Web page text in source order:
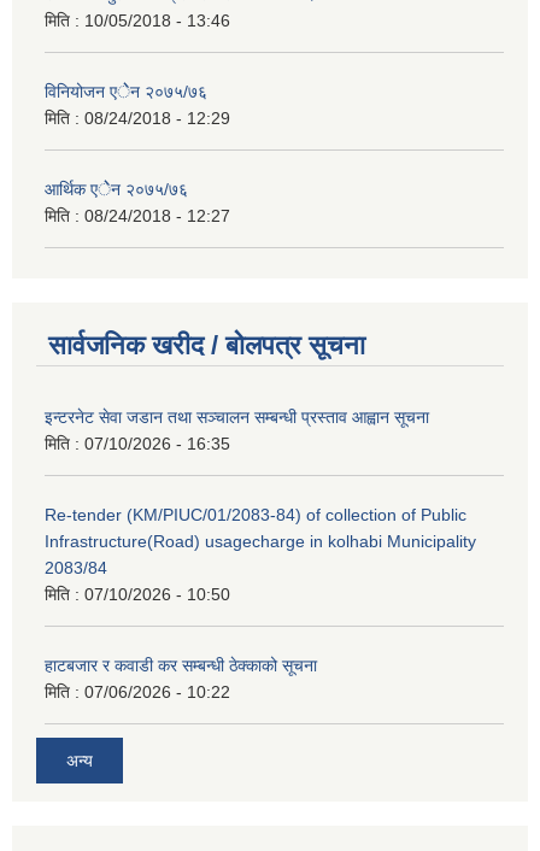
मिति : 10/05/2018 - 13:46
विनियोजन एेेन २०७५/७६
मिति : 08/24/2018 - 12:29
आर्थिक एेेन २०७५/७६
मिति : 08/24/2018 - 12:27
सार्वजनिक खरीद / बोलपत्र सूचना
इन्टरनेट सेवा जडान तथा सञ्चालन सम्बन्धी प्रस्ताव आह्वान सूचना
मिति : 07/10/2026 - 16:35
Re-tender (KM/PIUC/01/2083-84) of collection of Public
Infrastructure(Road) usagecharge in kolhabi Municipality
2083/84
मिति : 07/10/2026 - 10:50
हाटबजार र कवाडी कर सम्बन्धी ठेक्काको सूचना
मिति : 07/06/2026 - 10:22
अन्य